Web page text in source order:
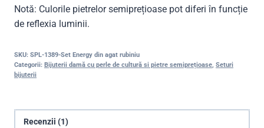
Notă: Culorile pietrelor semiprețioase pot diferi în funcție
de reflexia luminii.
SKU: SPL-1389-Set Energy din agat rubiniu
Categorii: Bijuterii damă cu perle de cultură si pietre semiprețioase, Seturi
bijuterii
Recenzii (1)